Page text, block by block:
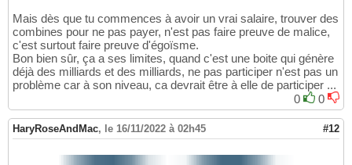
Mais dès que tu commences à avoir un vrai salaire, trouver des
combines pour ne pas payer, n'est pas faire preuve de malice,
c'est surtout faire preuve d'égoïsme.
Bon bien sûr, ça a ses limites, quand c'est une boite qui génère
déjà des milliards et des milliards, ne pas participer n'est pas un
problème car à son niveau, ca devrait être à elle de participer ...
0
0
HaryRoseAndMac, le 16/11/2022 à 02h45 #12